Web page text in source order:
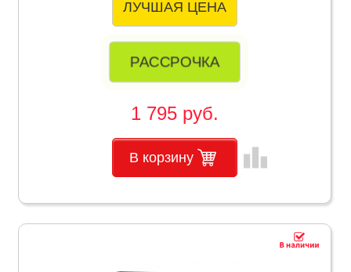
ЛУЧШАЯ ЦЕНА
РАССРОЧКА
1 795 руб.
В корзину leaderboard